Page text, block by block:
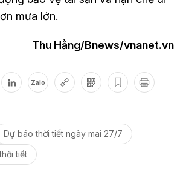
mưa lớn.
Thu Hằng/Bnews/vnanet.vn
Zalo
Dự báo thời tiết ngày mai 27/7
thời tiết